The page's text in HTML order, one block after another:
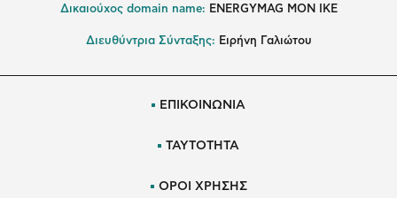
Δικαιούχος domain name: ENERGYMAG ΜΟΝ ΙΚΕ
Διευθύντρια Σύνταξης: Ειρήνη Γαλιώτου
ΕΠΙΚΟΙΝΩΝΙΑ
ΤΑΥΤΟΤΗΤΑ
ΟΡΟΙ ΧΡΗΣΗΣ